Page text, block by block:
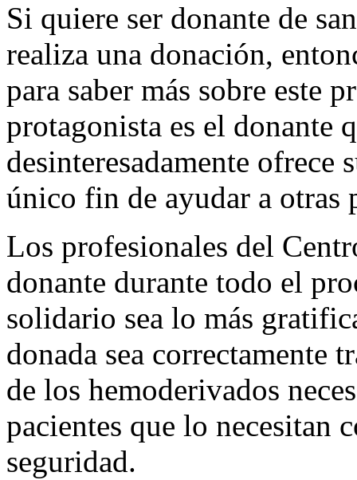
Si quiere ser donante de
realiza una donación,
para saber más sobre este
protagonista es el donante
desinteresadamente ofrece
único fin de ayudar a otras
Los profesionales del
donante durante todo el
solidario sea lo más
donada sea correctamente
de los hemoderivados
pacientes que lo necesitan
seguridad.